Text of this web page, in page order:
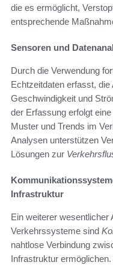
die es ermöglicht,
entsprechende
Sensoren und
Durch die Verwendung
Echtzeitdaten erfasst,
Geschwindigkeit und
der Erfassung erfolgt
Muster und Trends im
Analysen unterstützen
Lösungen zur
Infrastruktur
Ein weiterer wesentlicher
Verkehrssysteme sind
nahtlose Verbindung
Infrastruktur